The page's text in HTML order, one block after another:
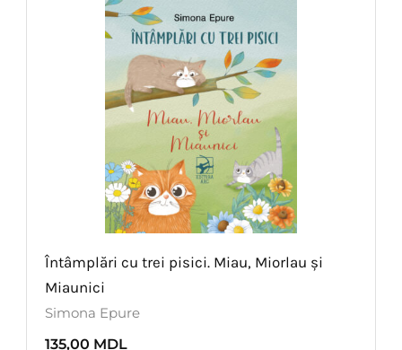
Întâmplări cu trei pisici. Miau, Miorlau și
Miaunici
Simona Epure
135,00 MDL